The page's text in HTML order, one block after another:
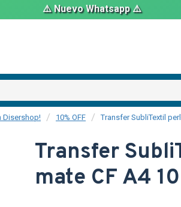
⚠️ Nuevo Whatsapp ⚠️
Disershop! 10% OFF Transfer SubliTextil
Transfer
mate CF A4